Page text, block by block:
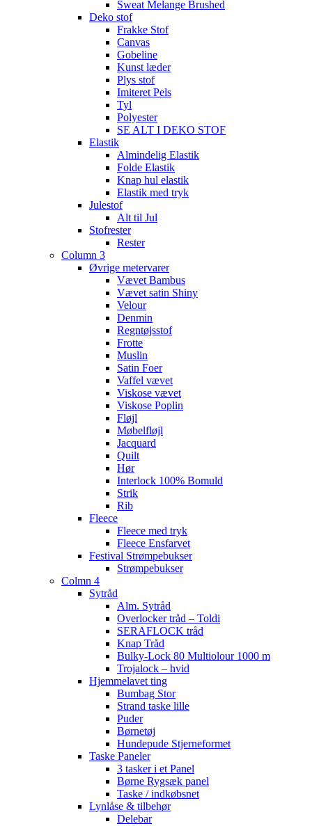
Sweat Melange Brushed
Deko stof
Frakke Stof
Canvas
Gobeline
Kunst læder
Plys stof
Imiteret Pels
Tyl
Polyester
SE ALT I DEKO STOF
Elastik
Almindelig Elastik
Folde Elastik
Knap hul elastik
Elastik med tryk
Julestof
Alt til Jul
Stofrester
Rester
Column 3
Øvrige metervarer
Vævet Bambus
Vævet satin Shiny
Velour
Denmin
Regntøjsstof
Frotte
Muslin
Satin Foer
Vaffel vævet
Viskose vævet
Viskose Poplin
Fløjl
Møbelfløjl
Jacquard
Quilt
Hør
Interlock 100% Bomuld
Strik
Rib
Fleece
Fleece med tryk
Fleece Ensfarvet
Festival Strømpebukser
Strømpebukser
Colmn 4
Sytråd
Alm. Sytråd
Overlocker tråd – Toldi
SERAFLOCK tråd
Knap Tråd
Bulky-Lock 80 Multiolour 1000 m
Trojalock – hvid
Hjemmelavet ting
Bumbag Stor
Strand taske lille
Puder
Børnetøj
Hundepude Stjerneformet
Taske Paneler
3 tasker i et Panel
Børne Rygsæk panel
Taske / indkøbsnet
Lynlåse & tilbehør
Delebar